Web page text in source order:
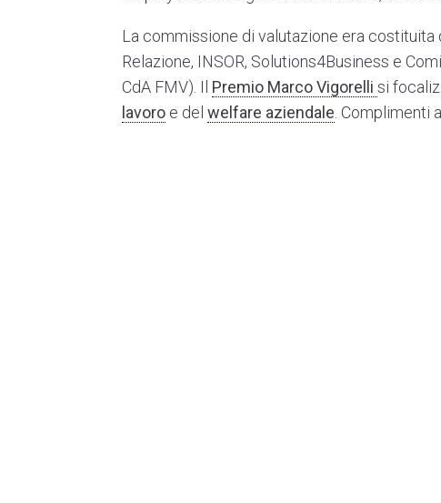
La commissione di valutazione era costituita
Relazione, INSOR, Solutions4Business e
CdA FMV). Il Premio Marco Vigorellisi
lavoro e delwelfare aziendale . Complimenti